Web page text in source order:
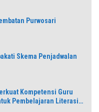
Purwosari
Skema Penjadwalan
Kompetensi Guru
Pembelajaran Literasi